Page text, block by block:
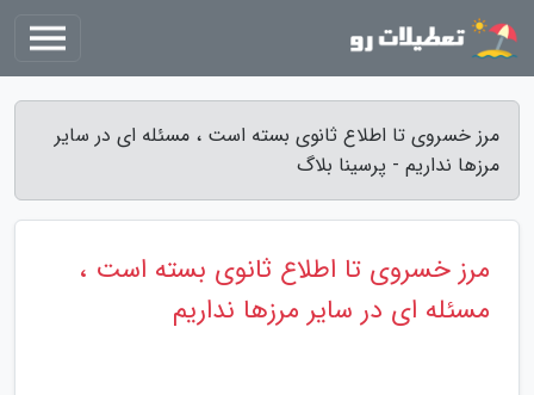
مرز خسروی تا اطلاع ثانوی بسته است ، مسئله ای در سایر
مرزها نداریم - پرسینا بلاگ
مرز خسروی تا اطلاع ثانوی بسته است ،
مسئله ای در سایر مرزها نداریم